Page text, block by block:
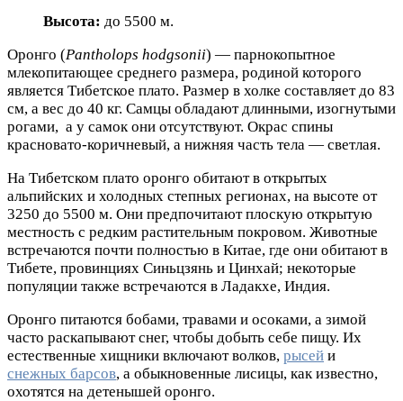
Высота: до 5500 м.
Оронго (Pantholops hodgsonii) — парнокопытное
млекопитающее среднего размера, родиной которого
является Тибетское плато. Размер в холке составляет до 83
см, а вес до 40 кг. Самцы обладают длинными, изогнутыми
рогами, а у самок они отсутствуют. Окрас спины
красновато-коричневый, а нижняя часть тела — светлая.
На Тибетском плато оронго обитают в открытых
альпийских и холодных степных регионах, на высоте от
3250 до 5500 м. Они предпочитают плоскую открытую
местность с редким растительным покровом. Животные
встречаются почти полностью в Китае, где они обитают в
Тибете, провинциях Синьцзянь и Цинхай; некоторые
популяции также встречаются в Ладакхе, Индия.
Оронго питаются бобами, травами и осоками, а зимой
часто раскапывают снег, чтобы добыть себе пищу. Их
естественные хищники включают волков, рысей и
снежных барсов, а обыкновенные лисицы, как известно,
охотятся на детенышей оронго.